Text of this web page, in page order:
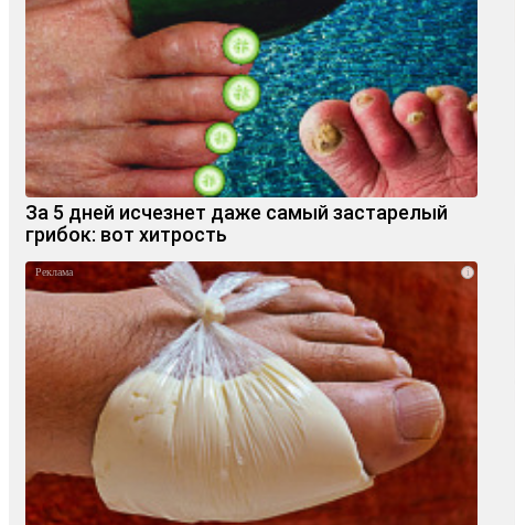
За 5 дней исчезнет даже самый застарелый
грибок: вот хитрость
i